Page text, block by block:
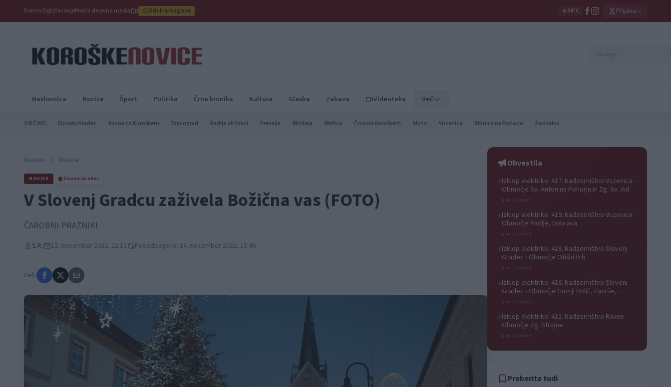
DomovOglaševanjeProsta delovna mesta Odstrani oglase ☀️34°C Prijava
Naslovnica Novice Šport Politika Črna kronika Kultura Glasba Zabava Videoteka Več
OBČINE: Slovenj Gradec Ravne na Koroškem Dravograd Radlje ob Dravi Prevalje Mislinja Mežica Črna na Koroškem Muta Vuzenica Ribnica na Pohorju Podvelka
Domov / Novice
NOVICE Slovenj Gradec
V Slovenj Gradcu zaživela Božična vas (FOTO)
ČAROBNI PRAZNIKI
S.R. 12. december 2022, 22:13 Posodobljeno: 14. december 2022, 15:46
Deli:
Obvestila
⚡Izklop elektrike: 417. Nadzorništvo Vuzenica -
Območje Sv. Anton na Pohorju in Zg. Sv. Vid
pred 12 urami
⚡Izklop elektrike: 419. Nadzorništvo Vuzenica -
Območje Radlje, Dobrava
pred 12 urami
⚡Izklop elektrike: 418. Nadzorništvo Slovenj
Gradec - Območje Otiški Vrh
pred 12 urami
⚡Izklop elektrike: 416. Nadzorništvo Slovenj
Gradec - Območje Gornji Dolič, Završe,
Kozjak, Tolsti vrh pri Mislinji, Srednji Dolič,
pred 12 urami
⚡Izklop elektrike: 412. Nadzorništvo Ravne -
Območje Zg. Strojne
pred 12 urami
Preberite tudi